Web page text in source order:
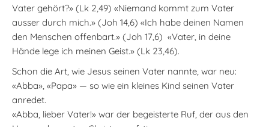
Vater gehört?» (Lk 2,49) «Niemand kommt zum Vater
ausser durch mich.» (Joh 14,6) «Ich habe deinen Namen
den Menschen offenbart.» (Joh 17,6) «Vater, in deine
Hände lege ich meinen Geist.» (Lk 23,46).
Schon die Art, wie Jesus seinen Vater nannte, war neu:
«Abba», «Papa» — so wie ein kleines Kind seinen Vater
anredet.
«Abba, lieber Vater!» war der begeisterte Ruf, der aus den